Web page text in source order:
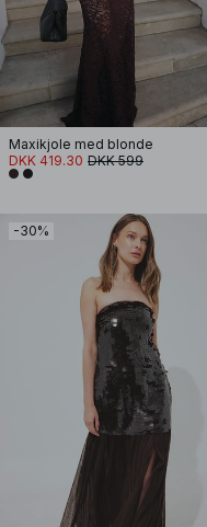
Maxikjole med blonde
DKK 419.30 DKK 599
-30%